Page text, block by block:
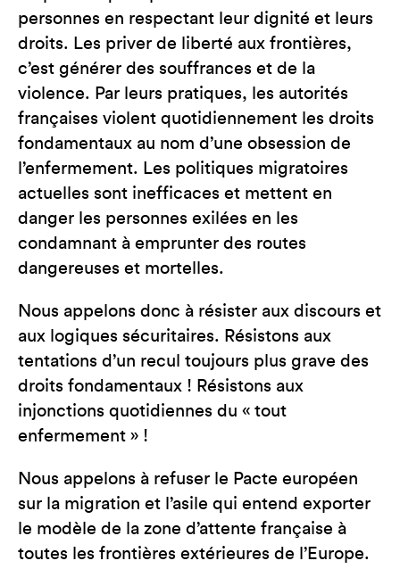
personnes en respectant leur dignité et leurs
droits. Les priver de liberté aux frontières,
c’est générer des souffrances et de la
violence. Par leurs pratiques, les autorités
françaises violent quotidiennement les droits
fondamentaux au nom d’une obsession de
l’enfermement. Les politiques migratoires
actuelles sont inefficaces et mettent en
danger les personnes exilées en les
condamnant à emprunter des routes
dangereuses et mortelles.
Nous appelons donc à résister aux discours et
aux logiques sécuritaires. Résistons aux
tentations d’un recul toujours plus grave des
droits fondamentaux ! Résistons aux
injonctions quotidiennes du « tout
enfermement » !
Nous appelons à refuser le Pacte européen
sur la migration et l’asile qui entend exporter
le modèle de la zone d’attente française à
toutes les frontières extérieures de l’Europe.